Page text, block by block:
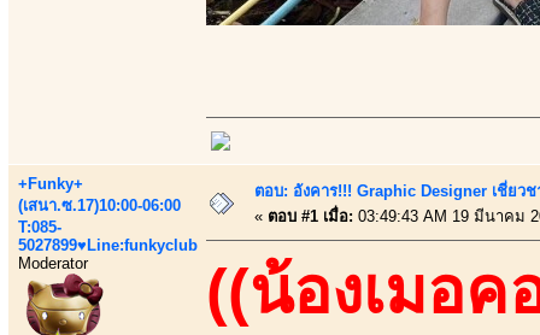
+Funky+
(เสนา.ซ.17)10:00-06:00
T:085-
5027899♥Line:funkyclub
Moderator
ตอบ: อังคาร!!! Graphic Designer เชี่ยว
« ตอบ #1 เมื่อ: 03:49:43 AM 19 มีนาคม
((น้องเมอค